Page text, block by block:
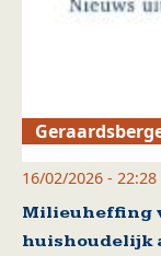
16/02/2026 - 22:28
Milieuheffing
huishoudelijk